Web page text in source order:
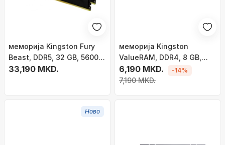
меморија Kingston Fury
Beast, DDR5, 32 GB, 5600
MHz, CL36,
33,190 MKD.
меморија Kingston
ValueRAM, DDR4, 8 GB,
3200 MHz, CL22,
KVR32N22S6/8
6,190 MKD.
7,190 MKD.
-14%
Ново